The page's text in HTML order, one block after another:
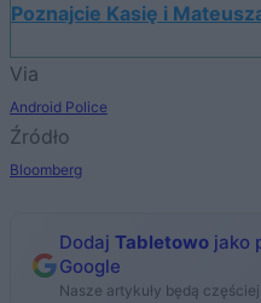
Poznajcie Kasię i
Via
Android Police
Źródło
Bloomberg
Dodaj Tabletowo jako
Google
Nasze artykuły będą